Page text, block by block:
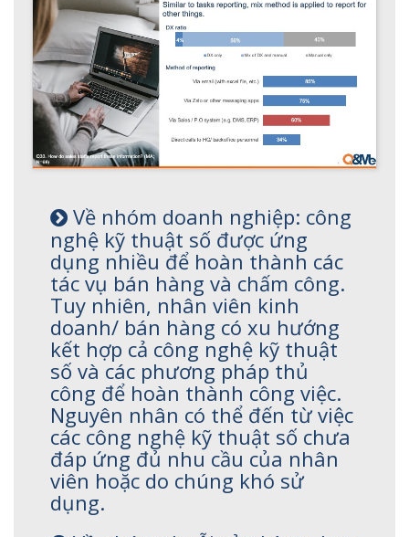
Về nhóm doanh nghiệp: công
nghệ kỹ thuật số được ứng
dụng nhiều để hoàn thành các
tác vụ bán hàng và chấm công.
Tuy nhiên, nhân viên kinh
doanh/ bán hàng có xu hướng
kết hợp cả công nghệ kỹ thuật
số và các phương pháp thủ
công để hoàn thành công việc.
Nguyên nhân có thể đến từ việc
các công nghệ kỹ thuật số chưa
đáp ứng đủ nhu cầu của nhân
viên hoặc do chúng khó sử
dụng.